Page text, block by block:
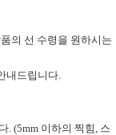
의 선 수령을 원하시는
내드립니다.
. (5mm 이하의 찍힘, 스